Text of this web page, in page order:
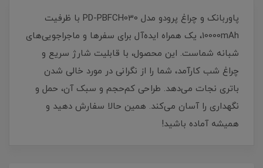
پاوربانک و چراغ پرودو مدل PD-PBFCH030 با ظرفیت
10000mAh، یک همراه ایده‌آل برای سفرها و ماجراجویی‌های
شبانه شماست. این محصول، با قابلیت شارژ سریع و
چراغ شب کارآمد، شما را از نگرانی در مورد خالی شدن
باتری نجات می‌دهد. طراحی کم‌حجم و سبک آن، حمل و
نگهداری را آسان می‌کند. همین حالا سفارش دهید و
همیشه آماده باشید!